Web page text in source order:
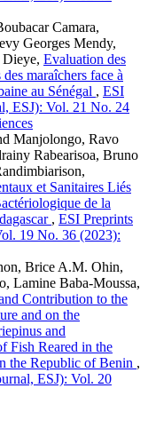
Camara,
Georges Mendy,
Evaluation des
maraîchers face à
au Sénégal , ESI
ESJ): Vol. 21 No. 24
Manjolongo, Ravo
Rabearisoa, Bruno
et Sanitaires Liés
de la
, ESI Preprints
19 No. 36 (2023):
Brice A.M. Ohin,
Lamine Baba-Moussa,
Contribution to the
and on the
and
Fish Reared in the
the Republic of Benin ,
ESJ): Vol. 20